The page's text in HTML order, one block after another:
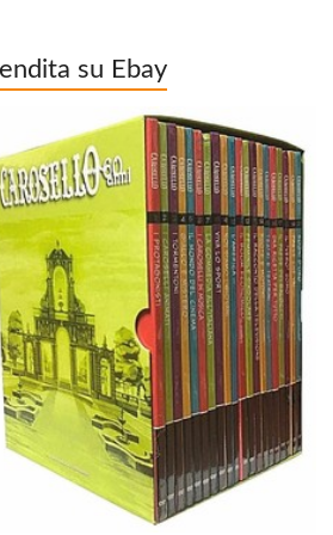
su Ebay